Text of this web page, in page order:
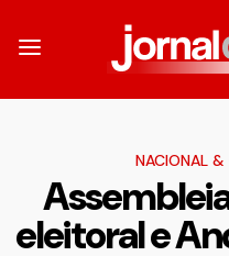
NACIONAL &
eleitoral e